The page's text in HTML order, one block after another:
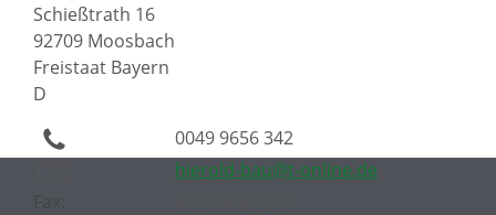
Schießtrath 16
92709 Moosbach
Freistaat Bayern
D
0049 9656 342
hierold-bau@t-online.de